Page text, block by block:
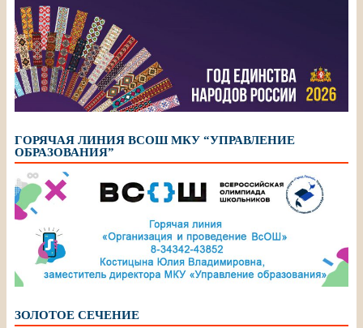
ГОРЯЧАЯ ЛИНИЯ ВСОШ МКУ “УПРАВЛЕНИЕ
ОБРАЗОВАНИЯ”
ЗОЛОТОЕ СЕЧЕНИЕ